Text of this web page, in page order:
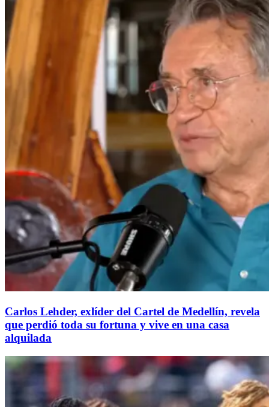
Carlos Lehder, exlíder del Cartel de Medellín, revela
que perdió toda su fortuna y vive en una casa
alquilada